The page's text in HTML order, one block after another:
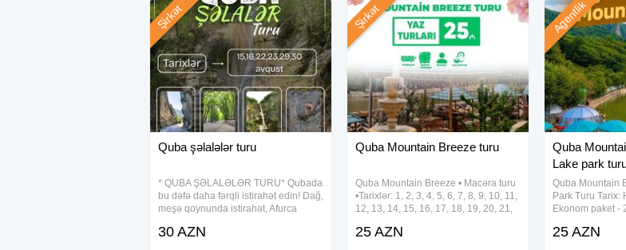
Quba şəlalələr turu
* QUBA ŞƏLALƏLƏR TURU* Qubada
bu dəfə daha fərqli istirahət edin! Dağ,
meşə qoynunda istirahət, Afurca
dolu hərəkət, sirli Rustov şəlaləsinə
Şirkət
30 AZN
Quba Mountain Breeze turu
Quba Mountain Breeze • Macəra turu
•Tarixlər: 1, 2, 3, 4, 5, 6, 7, 8, 9, 10, 11,
12, 13, 14, 15, 16, 17, 18, 19, 20, 21,
Avqust •Qiymət: • Ekonom paket - 25
Şirkət
25 AZN
Quba
Lake park
Quba Mountain
Park Turu Tarix:
Ekonom paket -
Nəqliyyat xidməti
Agentlik
25 AZN